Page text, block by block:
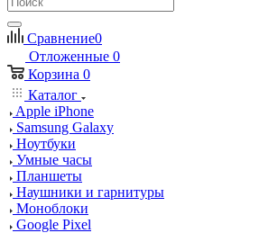
Сравнение0
Отложенные 0
Корзина 0
Каталог
Apple iPhone
Samsung Galaxy
Ноутбуки
Умные часы
Планшеты
Наушники и гарнитуры
Моноблоки
Google Pixel